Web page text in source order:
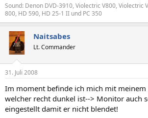
Sound: Denon DVD-3910, Violectric V800, Violectric
800, HD 590, HD 25-1 II und PC 350
Naitsabes
Lt. Commander
31. Juli 2008
Im moment befinde ich mich mit meinem
welcher recht dunkel ist--> Monitor auch
eingestellt damit er nicht blendet!